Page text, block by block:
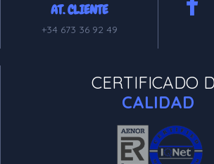
AT. CLIENTE
+34 673 36 92 49
CERTIFICADO
CALIDAD